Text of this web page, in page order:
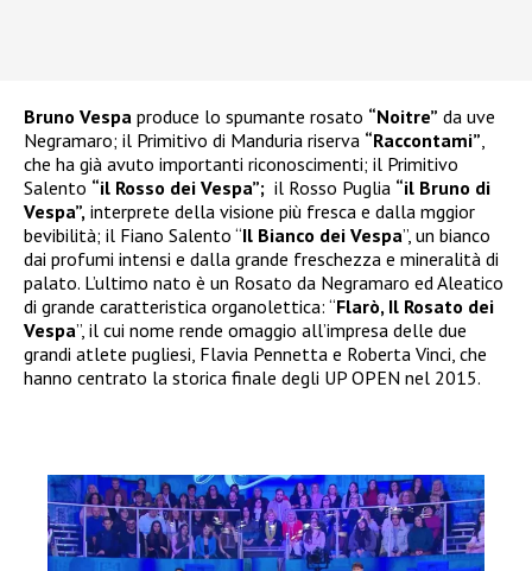
Bruno Vespa produce lo spumante rosato “Noitre” da uve
Negramaro; il Primitivo di Manduria riserva “Raccontami”
che ha già avuto importanti riconoscimenti; il Primitivo
Salento “il Rosso dei Vespa”; il Rosso Puglia “il Bruno di
Vespa”, interprete della visione più fresca e dalla mggior
bevibilità; il Fiano Salento “Il Bianco dei Vespa”, un bianco
dai profumi intensi e dalla grande freschezza e mineralità di
palato. L’ultimo nato è un Rosato da Negramaro ed Aleatico
di grande caratteristica organolettica: “Flarò, Il Rosato dei
Vespa”, il cui nome rende omaggio all’impresa delle due
grandi atlete pugliesi, Flavia Pennetta e Roberta Vinci, che
hanno centrato la storica finale degli UP OPEN nel 2015.